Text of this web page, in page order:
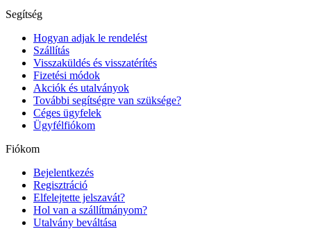
Segítség
Hogyan adjak le rendelést
Szállítás
Visszaküldés és visszatérítés
Fizetési módok
Akciók és utalványok
További segítségre van szüksége?
Céges ügyfelek
Ügyfélfiókom
Fiókom
Bejelentkezés
Regisztráció
Elfelejtette jelszavát?
Hol van a szállítmányom?
Utalvány beváltása